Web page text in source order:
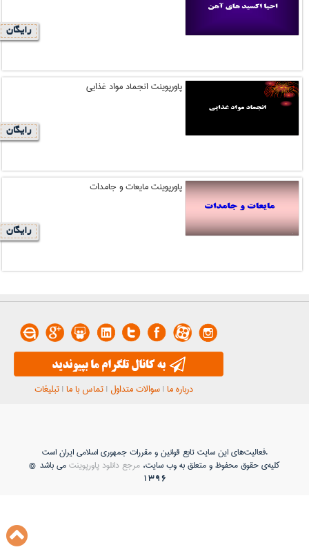
رایگان
پاورپوینت انجماد مواد غذایی
رایگان
پاورپوینت مایعات و جامدات
رایگان
درباره ما |سوالات متداول |تماس با ما |تبلیغات
فعاليت‌های اين سايت تابع قوانين و مقررات جمهوری اسلامی ايران است.
کلیه‌ی حقوق محفوظ و متعلق به وب سایت،مرجع دانلود پاورپوینتمی باشد ©
1396